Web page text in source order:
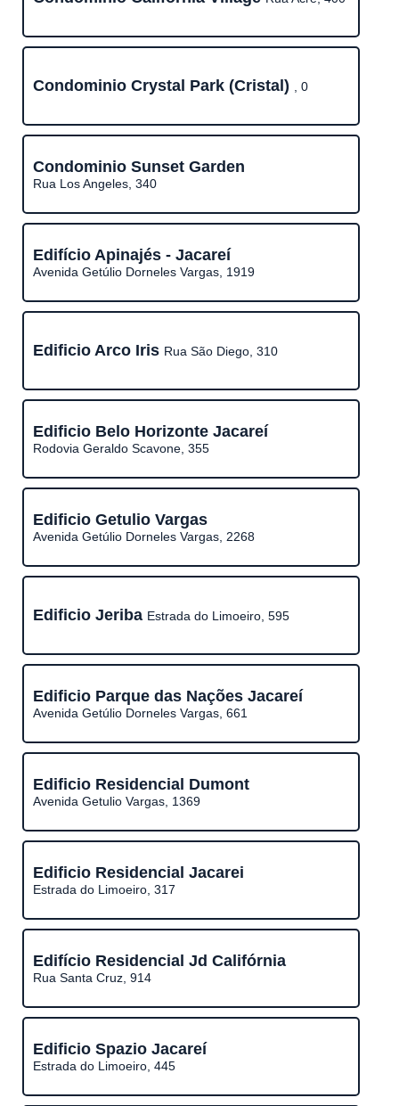
Condominio Crystal Park (Cristal) , 0
Condominio Sunset Garden
Rua Los Angeles, 340
Edifício Apinajés - Jacareí
Avenida Getúlio Dorneles Vargas, 1919
Edificio Arco Iris Rua São Diego, 310
Edificio Belo Horizonte Jacareí
Rodovia Geraldo Scavone, 355
Edificio Getulio Vargas
Avenida Getúlio Dorneles Vargas, 2268
Edificio Jeriba Estrada do Limoeiro, 595
Edificio Parque das Nações Jacareí
Avenida Getúlio Dorneles Vargas, 661
Edificio Residencial Dumont
Avenida Getulio Vargas, 1369
Edificio Residencial Jacarei
Estrada do Limoeiro, 317
Edifício Residencial Jd Califórnia
Rua Santa Cruz, 914
Edificio Spazio Jacareí
Estrada do Limoeiro, 445